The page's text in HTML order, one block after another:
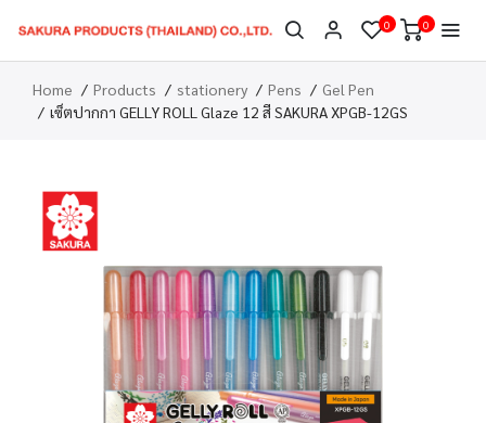
0 0
Home Products stationery Pens
Gel Pen
เซ็ตปากกา GELLY ROLL Glaze 12 สี SAKURA XPGB-12GS